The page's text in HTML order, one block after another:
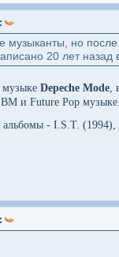
музыканты, но после
20 лет назад
музыке Depeche Mode,
и Future Pop
- I.S.T. (1994),